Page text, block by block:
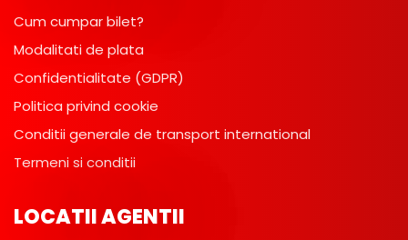
Cum cumpar bilet?
Modalitati de plata
Confidentialitate (GDPR)
Politica privind cookie
Conditii generale de transport international
Termeni si conditii
LOCATII AGENTII